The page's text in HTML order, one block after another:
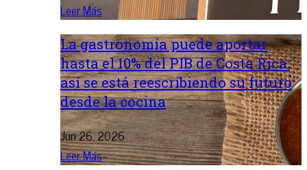
Leer Más
La gastronomía puede aportar
hasta el 10% del PIB de Costa Rica:
así se está reescribiendo su futuro
desde la cocina
Jun 26, 2026
Leer Más